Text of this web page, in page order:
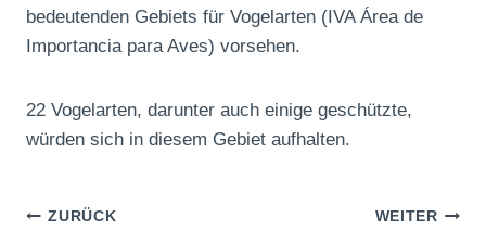
bedeutenden Gebiets für Vogelarten (IVA Área de
Importancia para Aves) vorsehen.
22 Vogelarten, darunter auch einige geschützte,
würden sich in diesem Gebiet aufhalten.
Beitragsnavigation
ZURÜCK WEITER